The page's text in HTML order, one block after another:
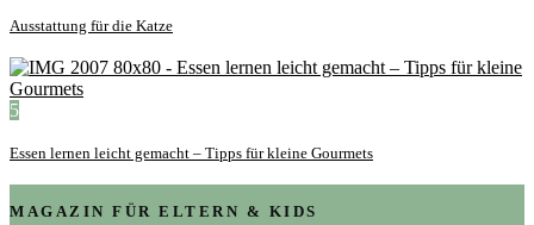
Ausstattung für die Katze
5
Essen lernen leicht gemacht – Tipps für kleine Gourmets
MAGAZIN FÜR ELTERN & KIDS